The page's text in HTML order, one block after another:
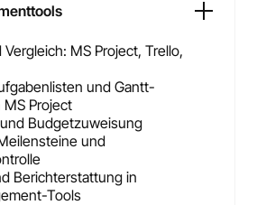
MS Project, Trello,
und Gantt-
MS Project
Budgetzuweisung
und
Berichterstattung in
Tools